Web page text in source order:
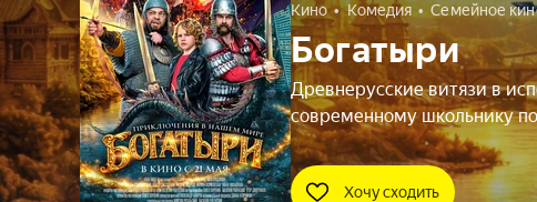
Кино Комедия Семейное
Богатыри
Древнерусские витязи в
современному школьнику
Хочу сходить